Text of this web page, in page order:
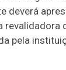
deverá
revalidadora
pela